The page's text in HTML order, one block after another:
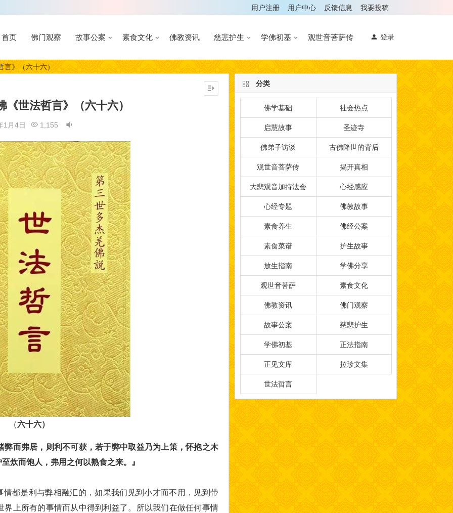
用户注册 用户中心 反馈信息 我要投稿
登录
首页 佛门观察 故事公案 素食文化 佛教资讯 慈悲护生 学佛初基 观世音菩萨传
言》（六十六）
《世法哲言》（六十六）
1月4日 1,155
（六十六）
而弗居，则利不可获，若于弊中取益乃为上策，怀抱之木
炊而饱人，弗用之何以熟食之来。』
都是利与弊相融汇的，如果我们见到小才而不用，见到带
上所有的事情而从中得到利益了。所以我们在做任何事情
分类
佛学基础 社会热点
启慧故事 圣迹寺
佛弟子访谈 古佛降世的背后
观世音菩萨传 揭开真相
大悲观音加持法会 心经感应
心经专题 佛教故事
素食养生 佛经公案
素食菜谱 护生故事
放生指南 学佛分享
观世音菩萨 素食文化
佛教资讯 佛门观察
故事公案 慈悲护生
学佛初基 正法指南
正见文库 拉珍文集
世法哲言